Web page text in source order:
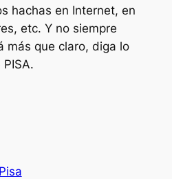
hachas en Internet, en
etc. Y no siempre
más que claro, diga lo
Pisa